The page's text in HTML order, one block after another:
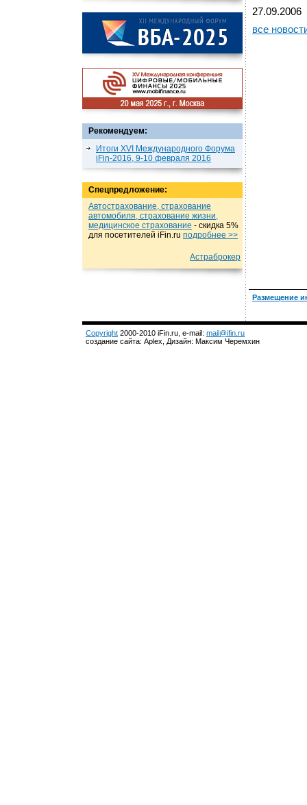
Рекомендуем:
Итоги XVI Международного Форума
iFin-2016, 9-10 февраля 2016
Спецпредложение:
Автострахование, страхование
автомобиля, страхование жизни,
медицинское страхование - cкидка 5%
для посетителей iFin.ru подробнеe >>
Астраброкер
27.09.2006
все
Размещение
Copyright 2000-2010 iFin.ru, e-mail: mail@ifin.ru
создание сайта: Aplex, Дизайн: Максим Черемхин